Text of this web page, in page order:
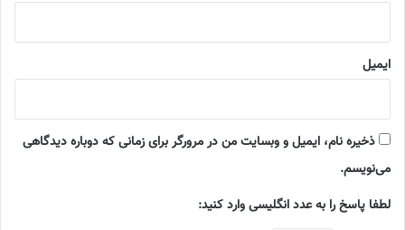
ایمیل
ذخیره نام، ایمیل و وبسایت من در مرورگر برای زمانی که دوباره دیدگاهی
می‌نویسم.
لطفا پاسخ را به عدد انگلیسی وارد کنید: